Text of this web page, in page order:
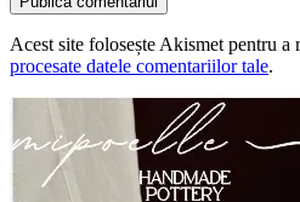
Acest site folosește Akismet pentru a
procesate datele comentariilor tale.